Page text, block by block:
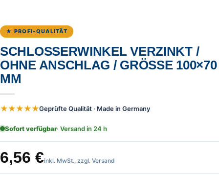
★ PROFI-QUALITÄT
SCHLOSSERWINKEL VERZINKT /
OHNE ANSCHLAG / GRÖSSE 100×70 M
M
★★★★★Geprüfte Qualität · Made in Germany
Sofort verfügbar· Versand in 24 h
6,56 €inkl. MwSt., zzgl. Versand